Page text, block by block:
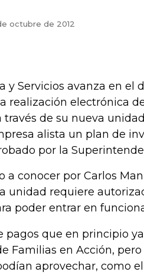
octubre de 2012
y Servicios avanza en el
realización electrónica
través de su nueva
alista un plan de
por la
a conocer por Carlos
unidad requiere
poder entrar en
pagos que en principio
Familias en Acción,
aprovechar, como